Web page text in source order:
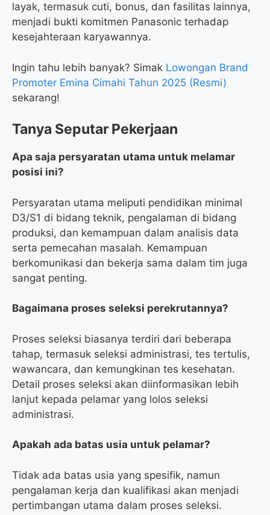
layak, termasuk cuti, bonus, dan fasilitas lainnya,
menjadi bukti komitmen Panasonic terhadap
kesejahteraan karyawannya.
Ingin tahu lebih banyak? Simak Lowongan Brand
Promoter Emina Cimahi Tahun 2025 (Resmi)
sekarang!
Tanya Seputar Pekerjaan
Apa saja persyaratan utama untuk melamar
posisi ini?
Persyaratan utama meliputi pendidikan minimal
D3/S1 di bidang teknik, pengalaman di bidang
produksi, dan kemampuan dalam analisis data
serta pemecahan masalah. Kemampuan
berkomunikasi dan bekerja sama dalam tim juga
sangat penting.
Bagaimana proses seleksi perekrutannya?
Proses seleksi biasanya terdiri dari beberapa
tahap, termasuk seleksi administrasi, tes tertulis,
wawancara, dan kemungkinan tes kesehatan.
Detail proses seleksi akan diinformasikan lebih
lanjut kepada pelamar yang lolos seleksi
administrasi.
Apakah ada batas usia untuk pelamar?
Tidak ada batas usia yang spesifik, namun
pengalaman kerja dan kualifikasi akan menjadi
pertimbangan utama dalam proses seleksi.